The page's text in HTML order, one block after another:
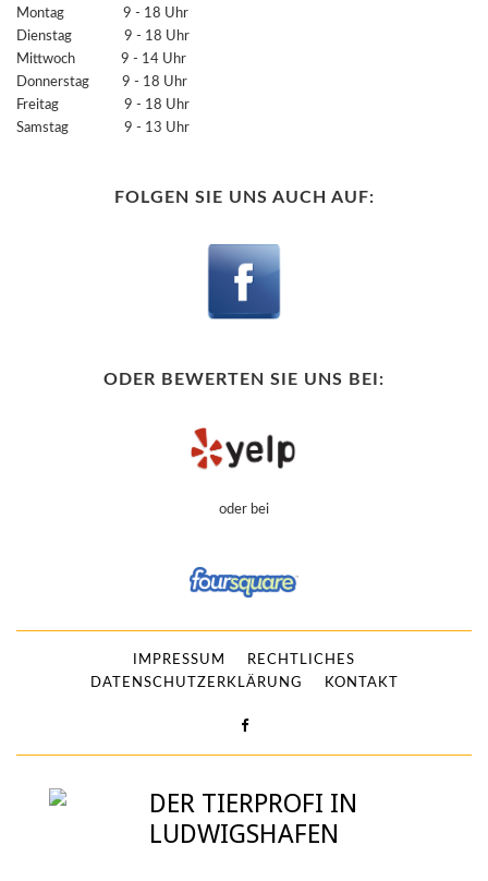
Montag 9 - 18 Uhr
Dienstag 9 - 18 Uhr
Mittwoch 9 - 14 Uhr
Donnerstag 9 - 18 Uhr
Freitag 9 - 18 Uhr
Samstag 9 - 13 Uhr
FOLGEN SIE UNS AUCH AUF:
ODER BEWERTEN SIE UNS BEI:
oder bei
IMPRESSUM
RECHTLICHES
DATENSCHUTZERKLÄRUNG
KONTAKT